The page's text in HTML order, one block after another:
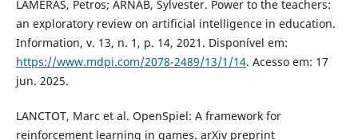
LAMERAS, Petros; ARNAB, Sylvester. Power to the teachers:
an exploratory review on artificial intelligence in education.
Information, v. 13, n. 1, p. 14, 2021. Disponível em:
https://www.mdpi.com/2078-2489/13/1/14. Acesso em: 17
jun. 2025.
LANCTOT, Marc et al. OpenSpiel: A framework for
reinforcement learning in games. arXiv preprint